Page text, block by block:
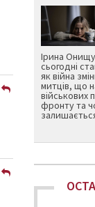
Ірина
сьогодні
як війна
митців, що
військових
фронту та